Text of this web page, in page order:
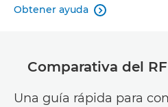
Obtener ayuda 
Comparativa del RF
Una guía rápida para